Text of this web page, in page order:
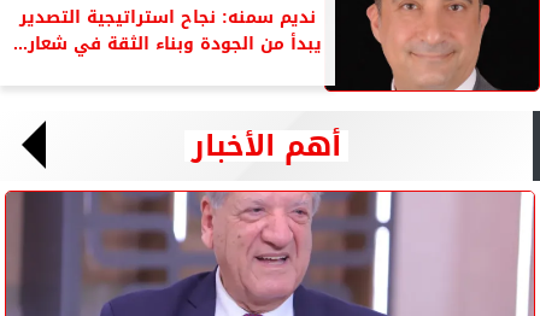
نديم سمنه: نجاح استراتيجية التصدير
يبدأ من الجودة وبناء الثقة في شعار...
أهم الأخبار